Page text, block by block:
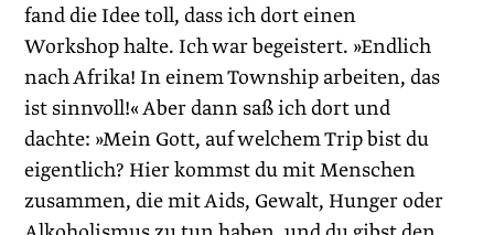
fand die Idee toll, dass ich dort einen
Workshop halte. Ich war begeistert. »Endlich
nach Afrika! In einem Township arbeiten, das
ist sinnvoll!« Aber dann saß ich dort und
dachte: »Mein Gott, auf welchem Trip bist du
eigentlich? Hier kommst du mit Menschen
zusammen, die mit Aids, Gewalt, Hunger oder